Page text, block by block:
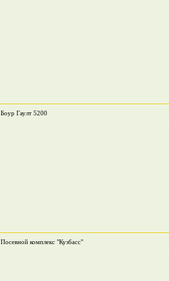
Боур Гаулт 5200
Посевной комплекс "Кузбасс"